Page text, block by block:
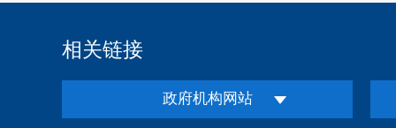
相关链接
政府机构网站